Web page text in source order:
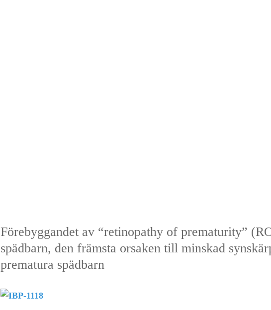
Förebyggandet av “retinopathy of prematurity”
spädbarn, den främsta orsaken till minskad
prematura spädbarn